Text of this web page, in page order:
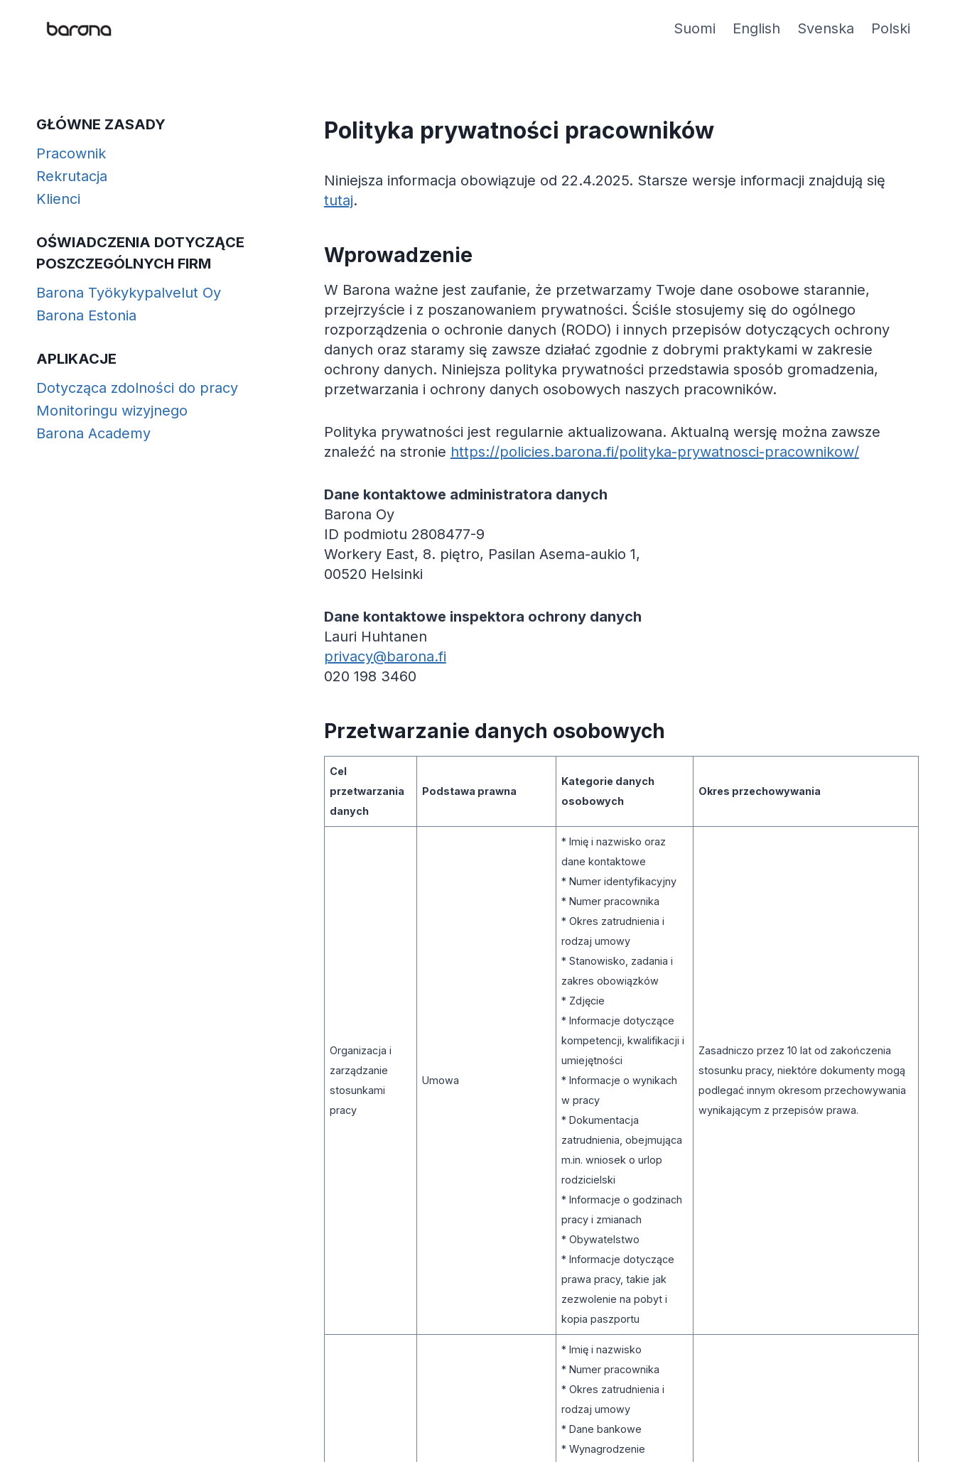
Suomi English Svenska Polski
Polityka prywatności pracowników
Niniejsza informacja obowiązuje od 22.4.2025. Starsze wersje informacji znajdują się
tutaj.
Wprowadzenie
W Barona ważne jest zaufanie, że przetwarzamy Twoje dane osobowe starannie,
przejrzyście i z poszanowaniem prywatności. Ściśle stosujemy się do ogólnego
rozporządzenia o ochronie danych (RODO) i innych przepisów dotyczących ochrony
danych oraz staramy się zawsze działać zgodnie z dobrymi praktykami w zakresie
ochrony danych. Niniejsza polityka prywatności przedstawia sposób gromadzenia,
przetwarzania i ochrony danych osobowych naszych pracowników.
Polityka prywatności jest regularnie aktualizowana. Aktualną wersję można zawsze
znaleźć na stronie https://policies.barona.fi/polityka-prywatnosci-pracownikow/
Dane kontaktowe administratora danych
Barona Oy
ID podmiotu 2808477-9
Workery East, 8. piętro, Pasilan Asema-aukio 1,
00520 Helsinki
Dane kontaktowe inspektora ochrony danych
Lauri Huhtanen
privacy@barona.fi
020 198 3460
Przetwarzanie danych osobowych
Cel
przetwarzania
danych
Podstawa prawna
Kategorie danych
osobowych
Okres przechowywania
Organizacja i
zarządzanie
stosunkami
pracy
Umowa
* Imię i nazwisko oraz
dane kontaktowe
* Numer identyfikacyjny
* Numer pracownika
* Okres zatrudnienia i
rodzaj umowy
* Stanowisko, zadania i
zakres obowiązków
* Zdjęcie
* Informacje dotyczące
kompetencji, kwalifikacji i
umiejętności
* Informacje o wynikach
w pracy
* Dokumentacja
zatrudnienia, obejmująca
m.in. wniosek o urlop
rodzicielski
* Informacje o godzinach
pracy i zmianach
* Obywatelstwo
* Informacje dotyczące
prawa pracy, takie jak
zezwolenie na pobyt i
kopia paszportu
Zasadniczo przez 10 lat od zakończenia
stosunku pracy, niektóre dokumenty mogą
podlegać innym okresom przechowywania
wynikającym z przepisów prawa.
* Imię i nazwisko
* Numer pracownika
* Okres zatrudnienia i
rodzaj umowy
* Dane bankowe
* Wynagrodzenie
GŁÓWNE ZASADY
Pracownik
Rekrutacja
Klienci
OŚWIADCZENIA DOTYCZĄCE
POSZCZEGÓLNYCH FIRM
Barona Työkykypalvelut Oy
Barona Estonia
APLIKACJE
Dotycząca zdolności do pracy
Monitoringu wizyjnego
Barona Academy